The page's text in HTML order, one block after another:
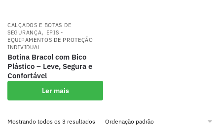
CALÇADOS E BOTAS DE
SEGURANÇA, EPIS -
EQUIPAMENTOS DE PROTEÇÃO
INDIVIDUAL
Botina Bracol com Bico
Plástico – Leve, Segura e
Confortável
Ler mais
Mostrando todos os 3 resultados